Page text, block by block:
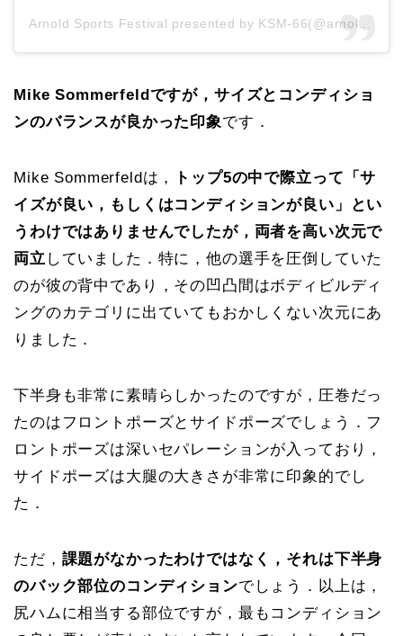
Arnold Sports Festival presented by KSM-66(@arnoldsports)がシェアした投稿
Mike Sommerfeldですが，サイズとコンディショ
ンのバランスが良かった印象です．
Mike Sommerfeldは，
トップ5の中で際立って「サ
イズが良い，もしくはコンディションが良い」とい
うわけではありませんでしたが，両者を高い次元で
両立 していました．特に，他の選手を圧倒していた
のが彼の背中であり，その凹凸間はボディビルディ
ングのカテゴリに出ていてもおかしくない次元にあ
りました．
下半身も非常に素晴らしかったのですが，圧巻だっ
たのはフロントポーズとサイドポーズでしょう．フ
ロントポーズは深いセパレーションが入っており，
サイドポーズは大腿の大きさが非常に印象的でし
た．
ただ， 課題がなかったわけではなく，それは下半身
のバック部位のコンディションでしょう．以上は，
尻ハムに相当する部位ですが，最もコンディション